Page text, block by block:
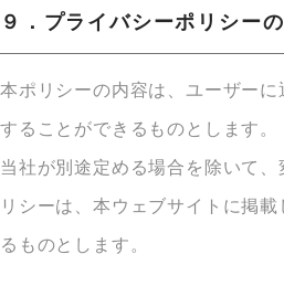
９．プライバシーポリシー
本ポリシーの内容は、ユーザー
することができるものとします。
当社が別途定める場合を除いて
リシーは、本ウェブサイトに掲
るものとします。